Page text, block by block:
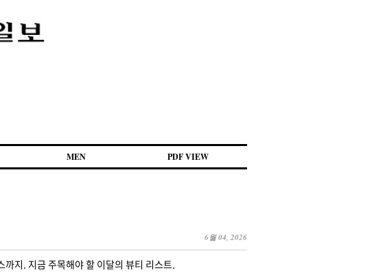
MEN PDF VIEW
6월 04, 2026
지. 지금 주목해야 할 이달의 뷰티 리스트.